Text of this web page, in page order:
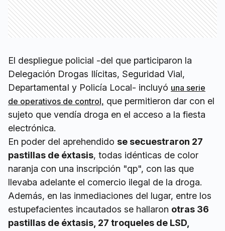
El despliegue policial -del que participaron la
Delegación Drogas Ilícitas, Seguridad Vial,
DepartamentaI y Policía Local- incluyó una serie
de operativos de control, que permitieron dar con el
sujeto que vendía droga en el acceso a la fiesta
electrónica.
En poder del aprehendido se secuestraron 27
pastillas de éxtasis, todas idénticas de color
naranja con una inscripción "qp", con las que
llevaba adelante el comercio ilegal de la droga.
Además, en las inmediaciones del lugar, entre los
estupefacientes incautados se hallaron otras 36
pastillas de éxtasis, 27 troqueles de LSD,